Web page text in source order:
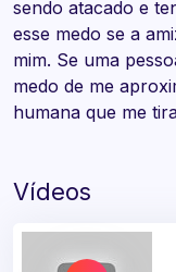
sendo atacado e
esse medo se a
mim. Se uma
medo de me
humana que me
Vídeos